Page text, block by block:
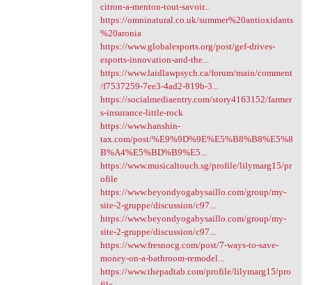
citron-a-menton-tout-savoir...
https://omninatural.co.uk/summer%20antioxidants
%20aronia
https://www.globalesports.org/post/gef-drives-
esports-innovation-and-the...
https://www.laidlawpsych.ca/forum/main/comment
/f7537259-7ee3-4ad2-819b-3...
https://socialmediaentry.com/story4163152/farmer
s-insurance-little-rock
https://www.hanshin-
tax.com/post/%E9%9D%9E%E5%B8%B8%E5%8
B%A4%E5%BD%B9%E5...
https://www.musicaltouch.sg/profile/lilymarg15/pr
ofile
https://www.beyondyogabysaillo.com/group/my-
site-2-gruppe/discussion/c97...
https://www.beyondyogabysaillo.com/group/my-
site-2-gruppe/discussion/c97...
https://www.fresnocg.com/post/7-ways-to-save-
money-on-a-bathroom-remodel...
https://www.thepadtab.com/profile/lilymarg15/pro